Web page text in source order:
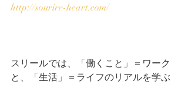
http://sourire-heart.com/
スリールでは、「働くこと」＝ワーク
と、「生活」＝ライフのリアルを学ぶ